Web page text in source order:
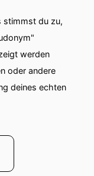
stimmst du zu,
werden
oder andere
deines echten